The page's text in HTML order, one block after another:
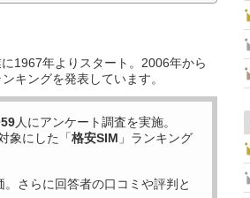
1967年よりスタート。2006年から
キングを発表しています。
人にアンケート調査を実施。
象にした「格安SIM 」ランキング
。さらに回答者の口コミや評判と